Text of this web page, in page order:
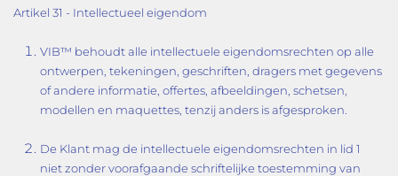
Artikel 31 - Intellectueel eigendom
VIB™ behoudt alle intellectuele eigendomsrechten op alle
ontwerpen, tekeningen, geschriften, dragers met gegevens
of andere informatie, offertes, afbeeldingen, schetsen,
modellen en maquettes, tenzij anders is afgesproken.
De Klant mag de intellectuele eigendomsrechten in lid 1
niet zonder voorafgaande schriftelijke toestemming van